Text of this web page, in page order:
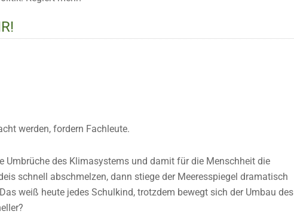
werden, fordern Fachleute.
Umbrüche des Klimasystems und damit für die Menschheit die
schnell abschmelzen, dann stiege der Meeresspiegel dramatisch
weiß heute jedes Schulkind, trotzdem bewegt sich der Umbau des